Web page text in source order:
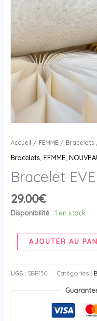
Accueil / FEMME/ Bracelets/
Bracelets, FEMME,
Bracelet
29.00€
Disponibilité : 1 en stock
AJOUTER AU
UGS : SBR150 Catégories :